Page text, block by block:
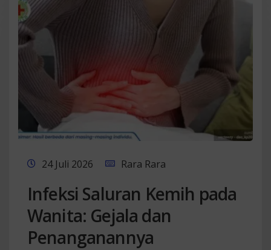
24 Juli 2026 Rara Rara
Infeksi Saluran Kemih pada
Wanita: Gejala dan
Penanganannya